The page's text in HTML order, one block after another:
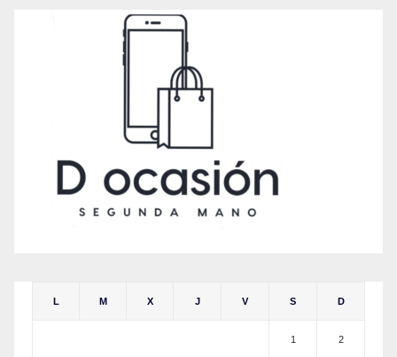
L M X J V S D
1 2